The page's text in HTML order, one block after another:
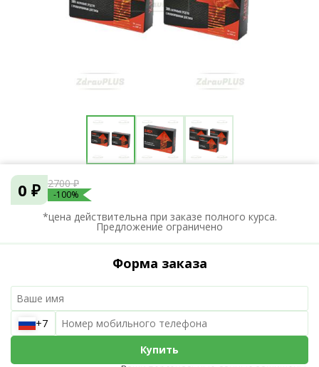
0 ₽ 2700 ₽
-100%
*цена действительна при заказе полного курса.
Предложение ограничено
Форма заказа
+7
Купить